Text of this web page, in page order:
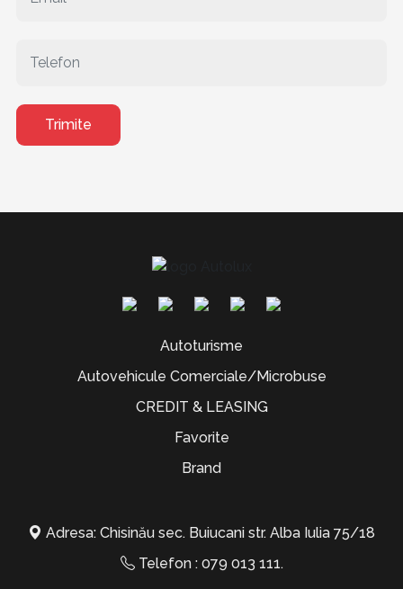
Trimite
Autoturisme
Autovehicule Comerciale/Microbuse
CREDIT & LEASING
Favorite
Brand
Adresa: Chisinău sec. Buiucani str. Alba Iulia 75/18
Telefon : 079 013 111.